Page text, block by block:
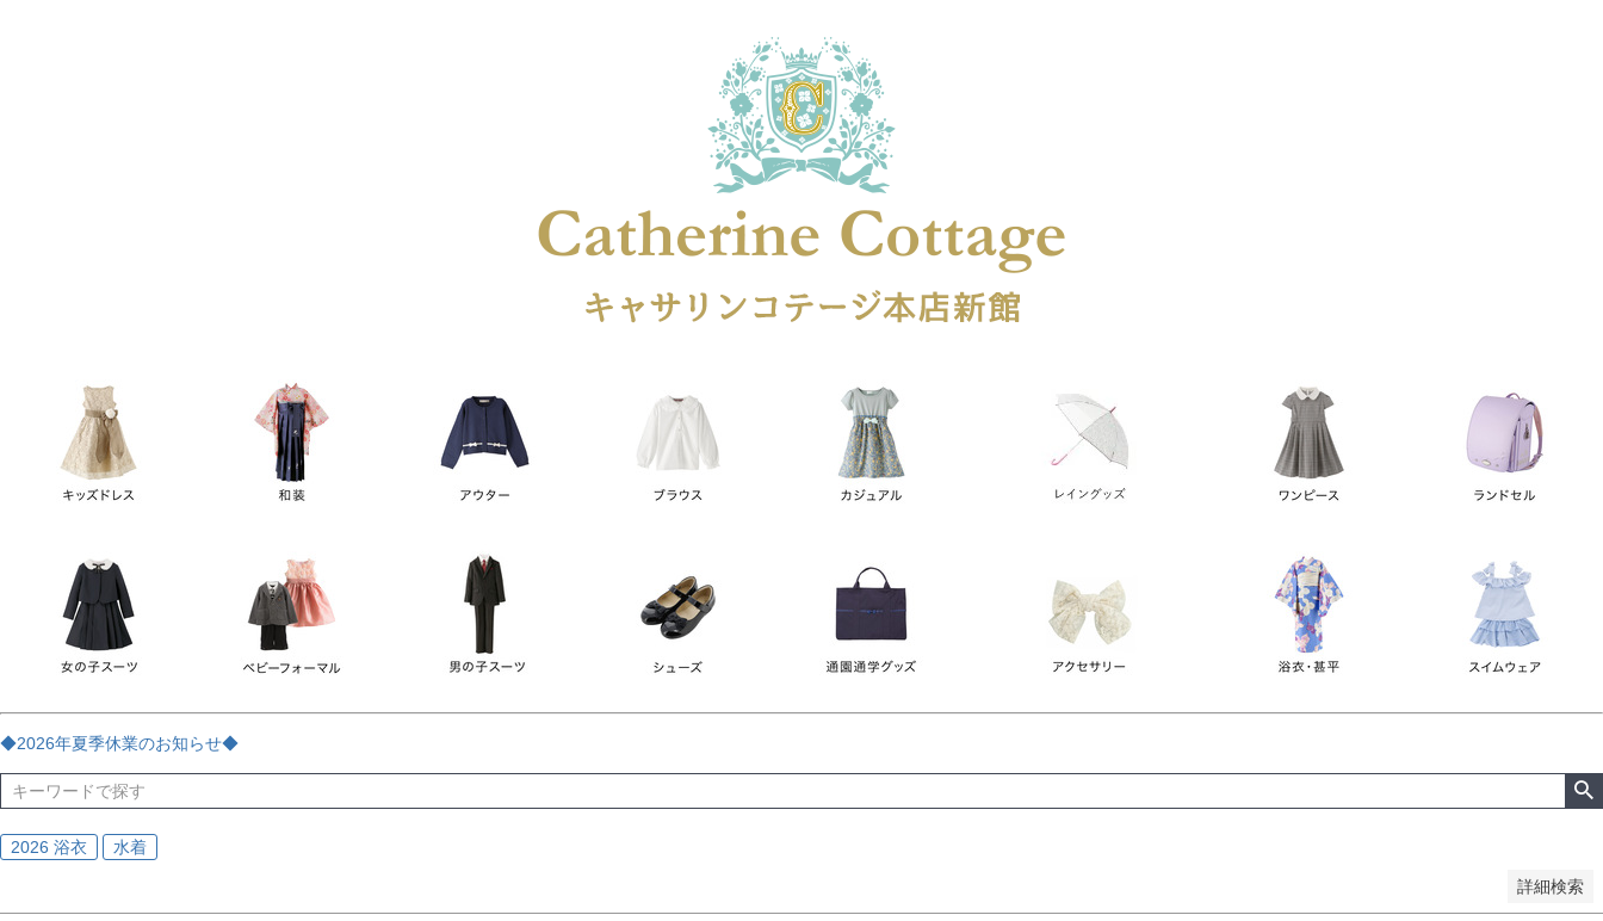
◆2026年夏季休業のお知らせ◆
2026 浴衣 水着
詳細検索
女の子スーツ
男の子スーツ
袖の長さ
ノースリーブ
長袖
サイズ
指定なし
90 95 130 160
165
170
ブラック
ゴールド
在庫なし商品
在庫なし商品を表示しない
商品番号
並び順
新着順
価格が安い順 価格が高い順 優先度順
レビュー順
キーワードヒット順